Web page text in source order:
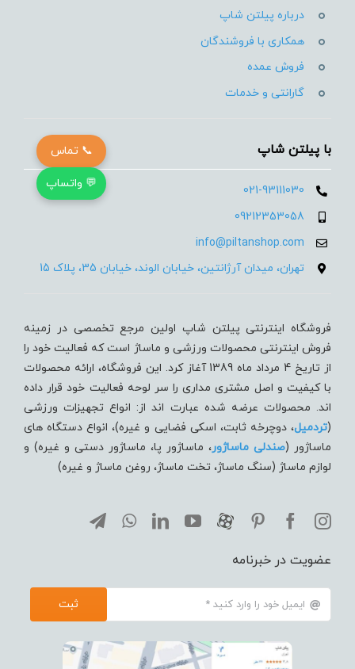
درباره پیلتن شاپ
همکاری با فروشندگان
فروش عمده
گارانتی و خدمات
با پیلتن شاپ
021-93111030
09212353058
info@piltanshop.com
تهران، میدان آرژانتین، خیابان الوند، خیابان 35، پلاک 15
فروشگاه اینترنتی پیلتن شاپ اولین مرجع تخصصی در زمینه
فروش اینترنتی محصولات ورزشی و ماساژ است که فعالیت خود را
از تاریخ 4 مرداد ماه 1389 آغاز کرد. این فروشگاه، ارائه محصولات
با کیفیت و اصل مشتری مداری را سر لوحه فعالیت خود قرار داده
اند. محصولات عرضه شده عبارت اند از: انواع تجهیزات ورزشی
(تردميل، دوچرخه ثابت، اسکی فضایی و غیره)، انواع دستگاه های
ماساژور (صندلی ماساژور، ماساژور پا، ماساژور دستی و غیره) و
لوازم ماساژ (سنگ ماساژ، تخت ماساژ، روغن ماساژ و غیره)
عضویت در خبرنامه
ثبت
📞 تماس
💬 واتساپ